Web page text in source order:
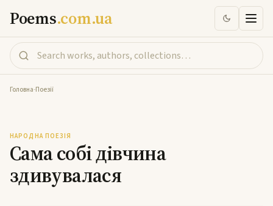
Poems.com.ua
Головна-Поезії
НАРОДНА ПОЕЗІЯ
Сама собі дівчина
здивувалася